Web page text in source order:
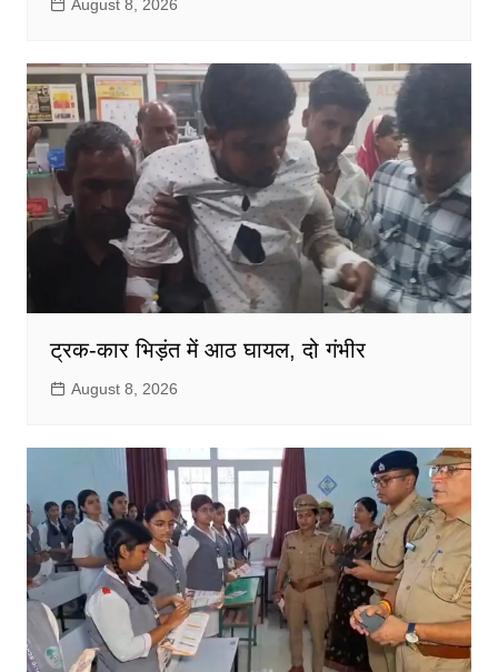
August 8, 2026
ट्रक-कार भिड़ंत में आठ घायल, दो गंभीर
August 8, 2026